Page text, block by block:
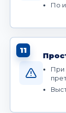
По
11
При